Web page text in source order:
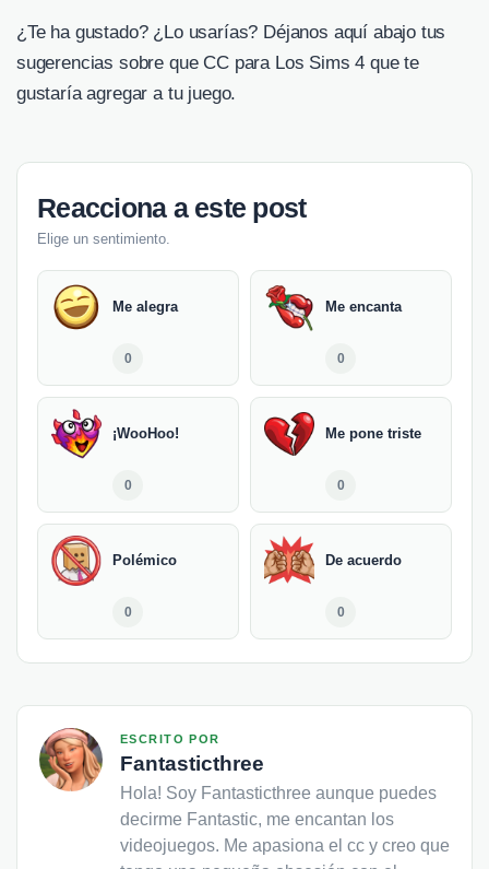
¿Te ha gustado? ¿Lo usarías? Déjanos aquí abajo tus
sugerencias sobre que CC para Los Sims 4 que te
gustaría agregar a tu juego.
Reacciona a este post
Elige un sentimiento.
Me alegra
0
Me encanta
0
¡WooHoo!
0
Me pone triste
0
Polémico
0
De acuerdo
0
ESCRITO POR
Fantasticthree
Hola! Soy Fantasticthree aunque puedes
decirme Fantastic, me encantan los
videojuegos. Me apasiona el cc y creo que